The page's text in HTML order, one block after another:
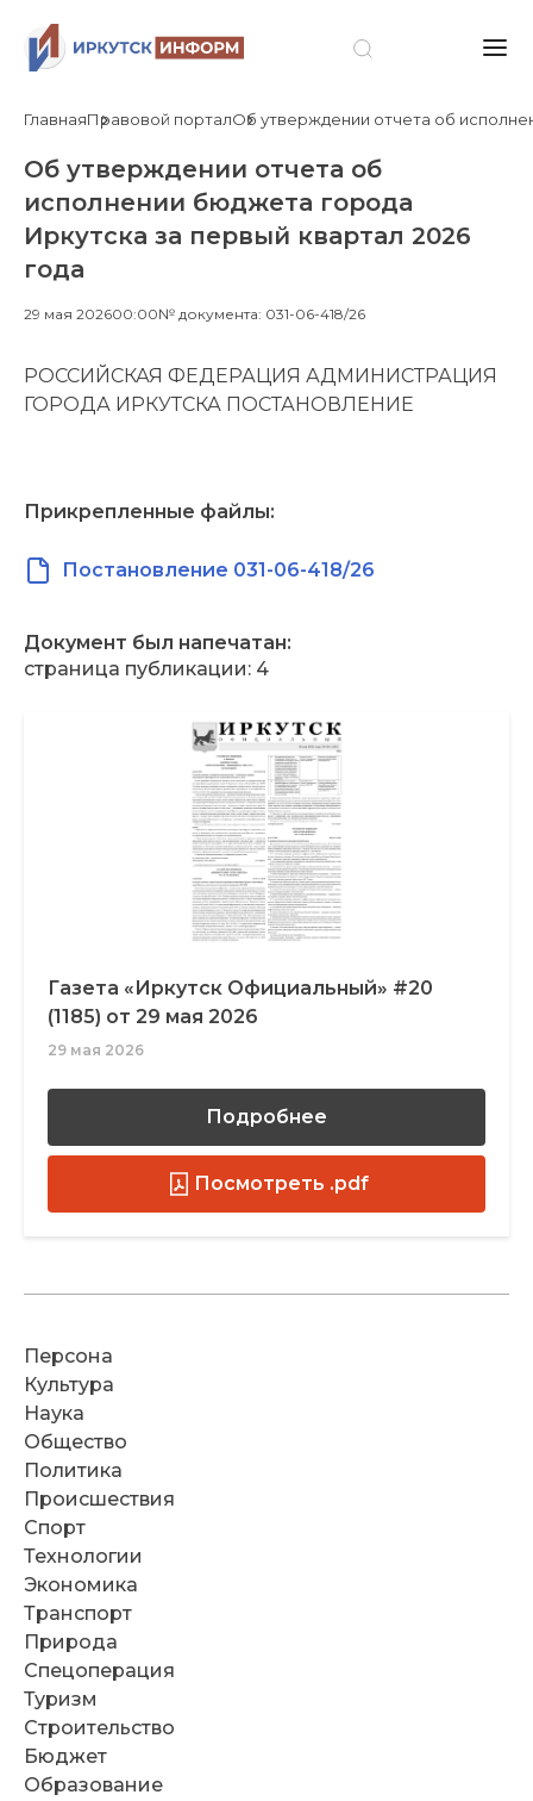
ГлавнаяПравовой порталОб утверждении отчета об
Об утверждении отчета об
исполнении бюджета города
Иркутска за первый квартал 2026
года
29 мая 202600:00№ документа: 031-06-418/26
РОССИЙСКАЯ ФЕДЕРАЦИЯ АДМИНИСТРАЦИЯ
ГОРОДА ИРКУТСКА ПОСТАНОВЛЕНИЕ
Прикрепленные файлы:
Постановление 031-06-418/26
Документ был напечатан:
страница публикации: 4
Газета «Иркутск Официальный» #20
(1185) от 29 мая 2026
29 мая 2026
Подробнее
Посмотреть .pdf
Персона
Культура
Наука
Общество
Политика
Происшествия
Спорт
Технологии
Экономика
Транспорт
Природа
Спецоперация
Туризм
Строительство
Бюджет
Образование